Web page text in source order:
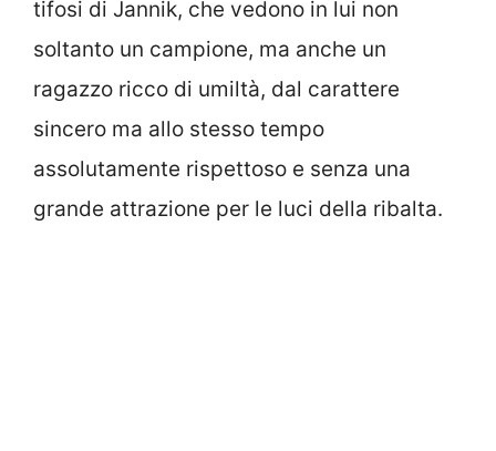
tifosi di Jannik, che vedono in lui non
soltanto un campione, ma anche un
ragazzo ricco di umiltà, dal carattere
sincero ma allo stesso tempo
assolutamente rispettoso e senza una
grande attrazione per le luci della ribalta.